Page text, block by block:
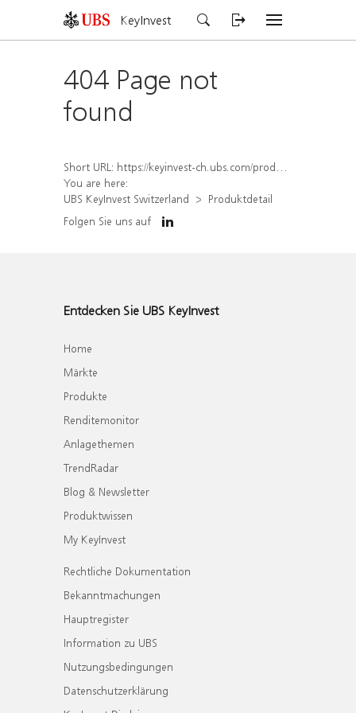
KeyInvest
404 Page not
found
Short URL: https://keyinvest-ch.ubs.com/produkt/detail/index/isin/CH1567415901
You are here:
UBS KeyInvest Switzerland
Produktdetail
Folgen Sie uns auf
Entdecken Sie UBS KeyInvest
Home
Märkte
Produkte
Renditemonitor
Anlagethemen
TrendRadar
Blog & Newsletter
Produktwissen
My KeyInvest
Rechtliche Dokumentation
Bekanntmachungen
Hauptregister
Information zu UBS
Nutzungsbedingungen
Datenschutzerklärung